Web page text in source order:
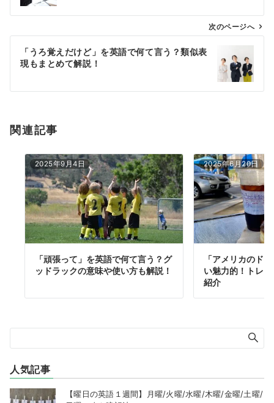
ビ
ン
次のページへ
「うろ覚えだけど」を英語で何て言う？類似表
現もまとめて解説！
関連記事
2025年9月4日
「頑張って」を英語で何て言う？グ
ッドラックの意味や使い方も解説！
2025年6月20日
「アメリカのド
い魅力的！トレ
紹介
人気記事
【曜日の英語１週間】月曜/火曜/水曜/木曜/金曜/土曜/